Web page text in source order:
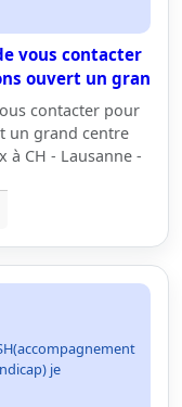
vous contacter
ouvert un gran
contacter pour
un grand centre
à CH - Lausanne -
je